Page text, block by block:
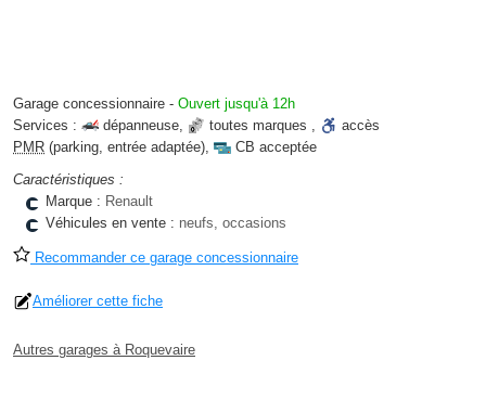
Garage concessionnaire - Ouvert jusqu'à 12h
Services :
dépanneuse, toutes marques ,
accès
PMR (parking, entrée adaptée),
CB acceptée
Caractéristiques :
Marque : Renault
Véhicules en vente : neufs, occasions
Recommander ce garage concessionnaire
Améliorer cette fiche
Autres garages à Roquevaire